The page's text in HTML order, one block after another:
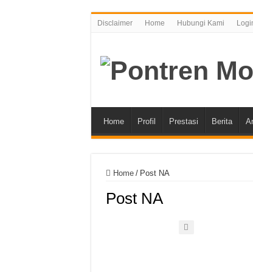
Disclaimer Home Hubungi Kami
Home Profil Prestasi Berita
Home / Post NA
Post NA